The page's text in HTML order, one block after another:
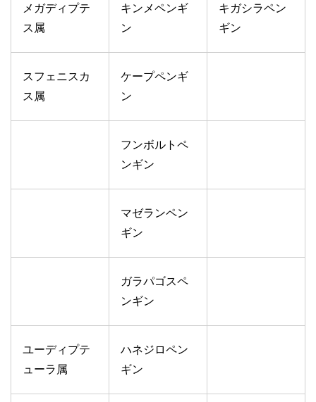
メガディプテ
ス属
キンメペンギ
ン
キガシラペン
ギン
スフェニスカ
ス属
ケープペンギ
ン
フンボルトペ
ンギン
マゼランペン
ギン
ガラパゴスペ
ンギン
ユーディプテ
ューラ属
ハネジロペン
ギン